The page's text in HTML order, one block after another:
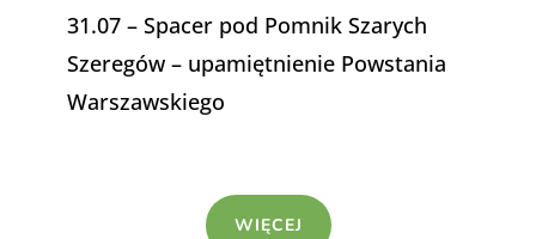
31.07 – Spacer pod Pomnik Szarych
Szeregów – upamiętnienie Powstania
Warszawskiego
WIĘCEJ